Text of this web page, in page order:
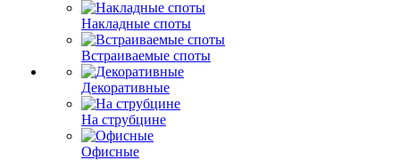
Накладные споты
Встраиваемые споты
Декоративные
На струбцине
Офисные